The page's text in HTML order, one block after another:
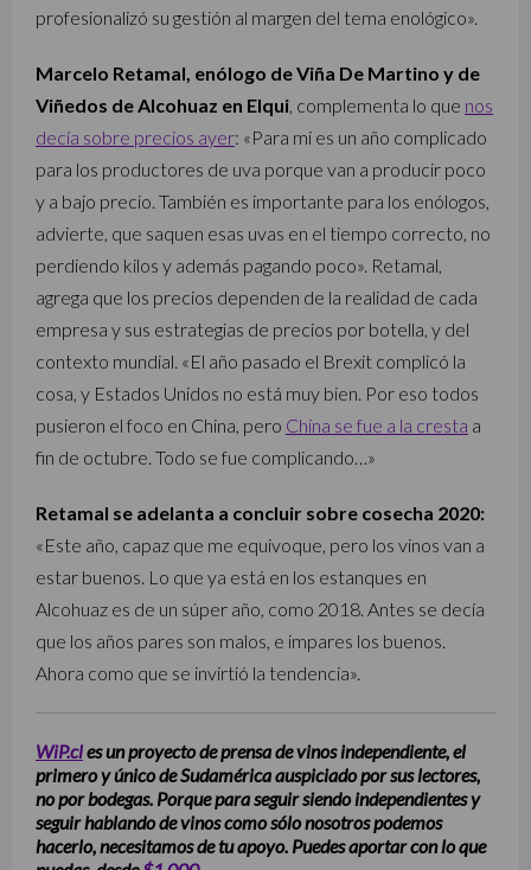
profesionalizó su gestión al margen del tema enológico».
Marcelo Retamal, enólogo de Viña De Martino y de
Viñedos de Alcohuaz en Elqui , complementa lo que nos
decía sobre precios ayer: «Para mi es un año complicado
para los productores de uva porque van a producir poco
y a bajo precio. También es importante para los enólogos,
advierte, que saquen esas uvas en el tiempo correcto, no
perdiendo kilos y además pagando poco». Retamal,
agrega que los precios dependen de la realidad de cada
empresa y sus estrategias de precios por botella, y del
contexto mundial. «El año pasado el Brexit complicó la
cosa, y Estados Unidos no está muy bien. Por eso todos
pusieron el foco en China, pero China se fue a la cresta a
fin de octubre. Todo se fue complicando…»
Retamal se adelanta a concluir sobre cosecha 2020:
«Este año, capaz que me equivoque, pero los vinos van a
estar buenos. Lo que ya está en los estanques en
Alcohuaz es de un súper año, como 2018. Antes se decía
que los años pares son malos, e impares los buenos.
Ahora como que se invirtió la tendencia».
WiP.cles un proyecto de prensa de vinos independiente, el
primero y único de Sudamérica auspiciado por sus lectores,
no por bodegas. Porque para seguir siendo independientes y
seguir hablando de vinos como sólo nosotros podemos
hacerlo, necesitamos de tu apoyo. Puedes aportar con lo que